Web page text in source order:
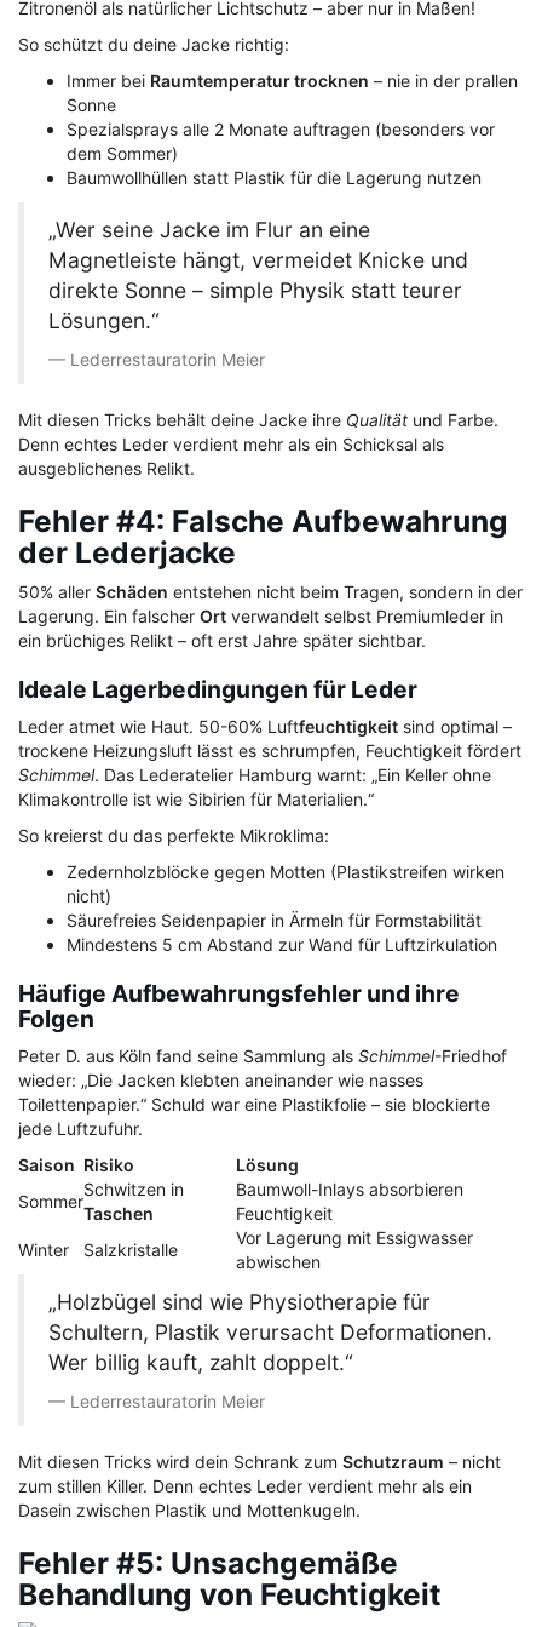
Zitronenöl als natürlicher Lichtschutz – aber nur in Maßen!
So schützt du deine Jacke richtig:
Immer bei Raumtemperatur trocknen – nie in der prallen
Sonne
Spezialsprays alle 2 Monate auftragen (besonders vor
dem Sommer)
Baumwollhüllen statt Plastik für die Lagerung nutzen
„Wer seine Jacke im Flur an eine
Magnetleiste hängt, vermeidet Knicke und
direkte Sonne – simple Physik statt teurer
Lösungen.“
Lederrestauratorin Meier
Mit diesen Tricks behält deine Jacke ihre Qualität und Farbe.
Denn echtes Leder verdient mehr als ein Schicksal als
ausgeblichenes Relikt.
Fehler #4: Falsche Aufbewahrung
der Lederjacke
50% aller Schäden entstehen nicht beim Tragen, sondern in der
Lagerung. Ein falscher Ort verwandelt selbst Premiumleder in
ein brüchiges Relikt – oft erst Jahre später sichtbar.
Ideale Lagerbedingungen für Leder
Leder atmet wie Haut. 50-60% Luftfeuchtigkeit sind optimal –
trockene Heizungsluft lässt es schrumpfen, Feuchtigkeit fördert
Schimmel. Das Lederatelier Hamburg warnt: „Ein Keller ohne
Klimakontrolle ist wie Sibirien für Materialien.“
So kreierst du das perfekte Mikroklima:
Zedernholzblöcke gegen Motten (Plastikstreifen wirken
nicht)
Säurefreies Seidenpapier in Ärmeln für Formstabilität
Mindestens 5 cm Abstand zur Wand für Luftzirkulation
Häufige Aufbewahrungsfehler und ihre
Folgen
Peter D. aus Köln fand seine Sammlung als Schimmel-Friedhof
wieder: „Die Jacken klebten aneinander wie nasses
Toilettenpapier.“ Schuld war eine Plastikfolie – sie blockierte
jede Luftzufuhr.
Saison Risiko
Lösung
Sommer
Schwitzen in
Taschen
Baumwoll-Inlays absorbieren
Feuchtigkeit
Winter
Salzkristalle
Vor Lagerung mit Essigwasser
abwischen
„Holzbügel sind wie Physiotherapie für
Schultern, Plastik verursacht Deformationen.
Wer billig kauft, zahlt doppelt.“
Lederrestauratorin Meier
Mit diesen Tricks wird dein Schrank zum Schutzraum – nicht
zum stillen Killer. Denn echtes Leder verdient mehr als ein
Dasein zwischen Plastik und Mottenkugeln.
Fehler #5: Unsachgemäße
Behandlung von Feuchtigkeit